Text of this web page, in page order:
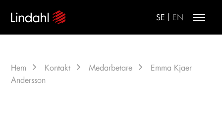
SE EN
Hem Kontakt Medarbetare
Emma Kjaer
Andersson